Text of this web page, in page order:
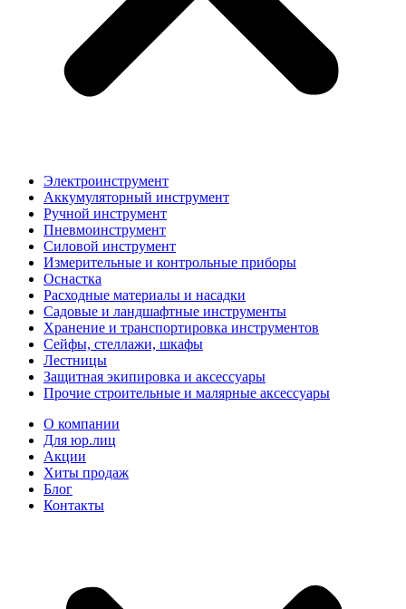
Электроинструмент
Аккумуляторный инструмент
Ручной инструмент
Пневмоинструмент
Силовой инструмент
Измерительные и контрольные приборы
Оснастка
Расходные материалы и насадки
Садовые и ландшафтные инструменты
Хранение и транспортировка инструментов
Сейфы, стеллажи, шкафы
Лестницы
Защитная экипировка и аксессуары
Прочие строительные и малярные аксессуары
О компании
Для юр.лиц
Акции
Хиты продаж
Блог
Контакты